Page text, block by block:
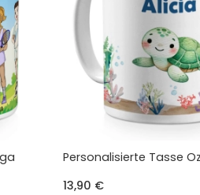
Personalisierte Tasse
13,90 €